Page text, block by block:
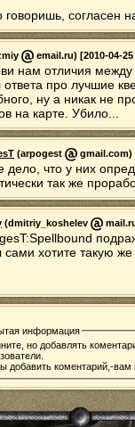
говоришь, согласен
email.ru) [2010-04-
нам отличия
про лучшие
ну а никак не
на карте. Убило...
(arpogest gmail.com)
дело, что у них
так же
(dmitriy_koshelev
хотите такую же
информация
но добавлять
добавить коментарий,-